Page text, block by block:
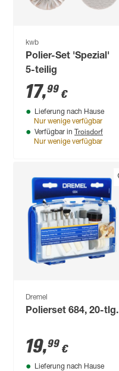
kwb
Polier-Set 'Spezial'
5-teilig
17,99 €
Lieferung nach Hause
Nur wenige verfügbar
Verfügbar in Troisdorf
Nur wenige verfügbar
Dremel
Polierset 684, 20-tlg.
19,99 €
Lieferung nach Hause